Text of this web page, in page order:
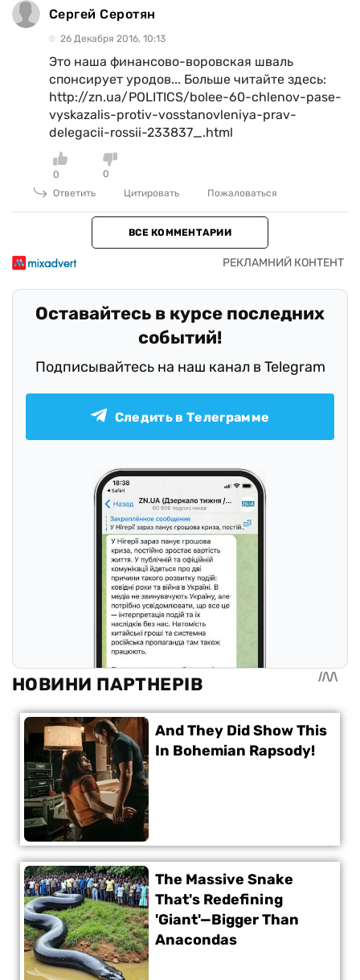
Сергей Серотян
26 Декабря 2016, 10:13
Это наша финансово-воровская шваль
спонсирует уродов... Больше читайте здесь:
http://zn.ua/POLITICS/bolee-60-chlenov-pase-
vyskazalis-protiv-vosstanovleniya-prav-
delegacii-rossii-233837_.html
0
0
Ответить
Цитировать Пожаловаться
ВСЕ КОММЕНТАРИИ
Оставайтесь в курсе последних
событий!
Подписывайтесь на наш канал в Telegram
Следить в Телеграмме